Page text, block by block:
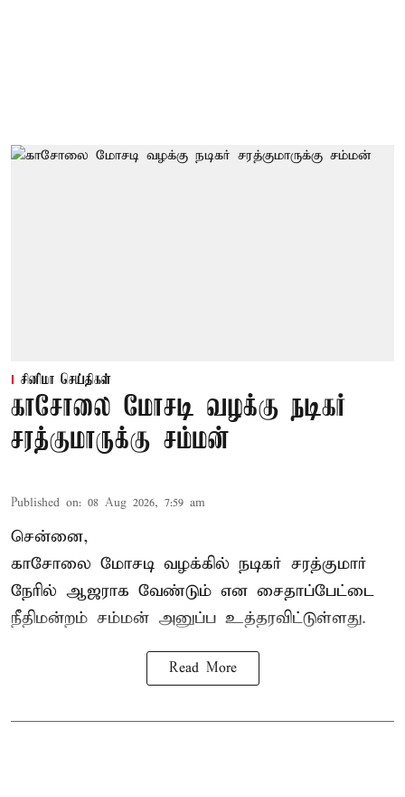
சினிமா செய்திகள்
காசோலை மோசடி வழக்கு நடிகர்
சரத்குமாருக்கு சம்மன்
Published on: 08 Aug 2026, 7:59 am
சென்னை,
காசோலை மோசடி வழக்கில் நடிகர் சரத்குமார்
நேரில் ஆஜராக வேண்டும் என சைதாப்பேட்டை
நீதிமன்றம் சம்மன் அனுப்ப உத்தரவிட்டுள்ளது.
Read More